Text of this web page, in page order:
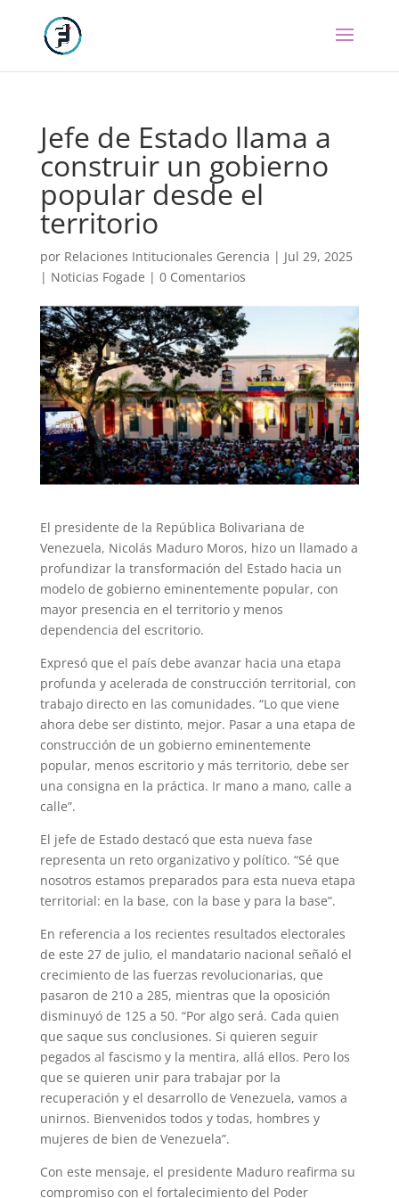
Jefe de Estado llama a
construir un gobierno
popular desde el
territorio
por Relaciones Intitucionales Gerencia | Jul 29, 2025
| Noticias Fogade | 0 Comentarios
El presidente de la República Bolivariana de
Venezuela, Nicolás Maduro Moros, hizo un llamado a
profundizar la transformación del Estado hacia un
modelo de gobierno eminentemente popular, con
mayor presencia en el territorio y menos
dependencia del escritorio.
Expresó que el país debe avanzar hacia una etapa
profunda y acelerada de construcción territorial, con
trabajo directo en las comunidades. “Lo que viene
ahora debe ser distinto, mejor. Pasar a una etapa de
construcción de un gobierno eminentemente
popular, menos escritorio y más territorio, debe ser
una consigna en la práctica. Ir mano a mano, calle a
calle”.
El jefe de Estado destacó que esta nueva fase
representa un reto organizativo y político. “Sé que
nosotros estamos preparados para esta nueva etapa
territorial: en la base, con la base y para la base”.
En referencia a los recientes resultados electorales
de este 27 de julio, el mandatario nacional señaló el
crecimiento de las fuerzas revolucionarias, que
pasaron de 210 a 285, mientras que la oposición
disminuyó de 125 a 50. “Por algo será. Cada quien
que saque sus conclusiones. Si quieren seguir
pegados al fascismo y la mentira, allá ellos. Pero los
que se quieren unir para trabajar por la
recuperación y el desarrollo de Venezuela, vamos a
unirnos. Bienvenidos todos y todas, hombres y
mujeres de bien de Venezuela”.
Con este mensaje, el presidente Maduro reafirma su
compromiso con el fortalecimiento del Poder